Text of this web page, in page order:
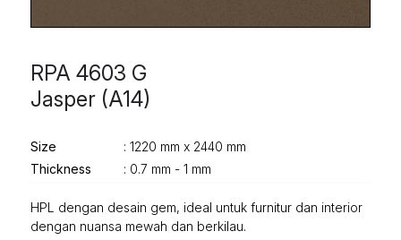
RPA 4603 G
Jasper (A14)
Size
: 1220 mm x 2440 mm
Thickness
: 0.7 mm - 1 mm
HPL dengan desain gem, ideal untuk furnitur dan interior
dengan nuansa mewah dan berkilau.